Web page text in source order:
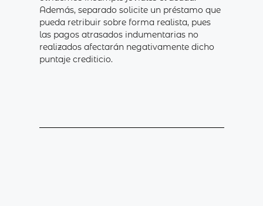
Además, separado solicite un préstamo que
pueda retribuir sobre forma realista, pues
las pagos atrasados ​​indumentarias no
realizados afectarán negativamente dicho
puntaje crediticio.